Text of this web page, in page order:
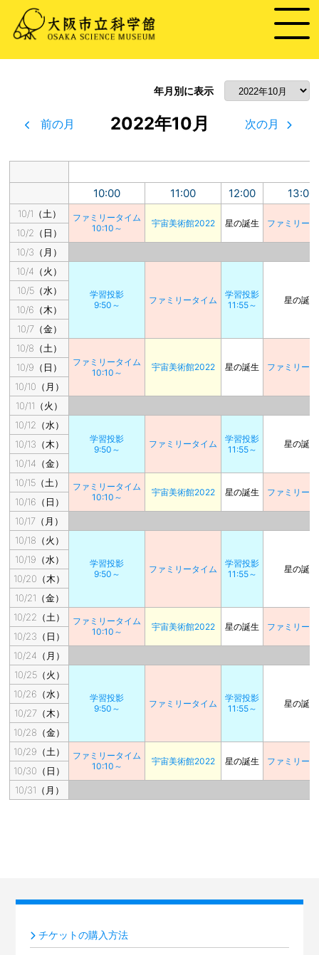
年月別に表示
前の月 2022年10月 次の月
10:00 11:00 12:00 13:00
10/1（土）
ファミリータイム
10:10～
宇宙美術館2022 星の誕生 ファミリー
10/2（日）
10/3（月）
10/4（火）
学習投影
9:50～
ファミリータイム
学習投影
11:55～
星の誕生
10/5（水）
10/6（木）
10/7（金）
10/8（土）
ファミリータイム
10:10～
宇宙美術館2022 星の誕生 ファミリー
10/9（日）
10/10（月）
10/11（火）
10/12（水）
学習投影
9:50～
ファミリータイム
学習投影
11:55～
星の誕生
10/13（木）
10/14（金）
10/15（土）
ファミリータイム
10:10～
宇宙美術館2022 星の誕生 ファミリー
10/16（日）
10/17（月）
10/18（火）
学習投影
9:50～
ファミリータイム
学習投影
11:55～
星の誕生
10/19（水）
10/20（木）
10/21（金）
10/22（土）
ファミリータイム
10:10～
宇宙美術館2022 星の誕生 ファミリー
10/23（日）
10/24（月）
10/25（火）
学習投影
9:50～
ファミリータイム
学習投影
11:55～
星の誕生
10/26（水）
10/27（木）
10/28（金）
10/29（土）
ファミリータイム
10:10～
宇宙美術館2022 星の誕生 ファミリー
10/30（日）
10/31（月）
チケットの購入方法